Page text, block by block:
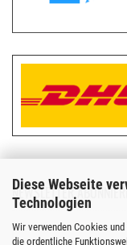
Diese Webseite
Technologien
Wir verwenden Cookies
die ordentliche
NEWSLETTER